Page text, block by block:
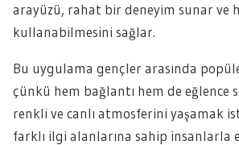
arayüzü, rahat bir deneyim sunar ve
kullanabilmesini sağlar.
Bu uygulama gençler arasında
çünkü hem bağlantı hem de eğlence
renkli ve canlı atmosferini yaşamak
farklı ilgi alanlarına sahip insanlarla